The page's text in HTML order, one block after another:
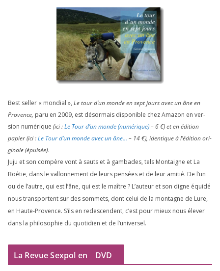
Best sel­ler « mon­dial », Le tour d’un monde en sept jours avec un âne en
Provence, paru en 2009, est désor­mais dis­po­nible chez Amazon en ver­
sion numé­rique (ici :Le Tour d’un monde (numé­rique)–6€) et en édi­tion
papier (ici :Le Tour d’un monde avec un âne… – 14€), iden­tique à l’é­di­tion ori­
gi­nale (épui­sée).
Juju et son com­père vont à sauts et à gam­bades, tels Montaigne et La
Boétie, dans le val­lon­ne­ment de leurs pen­sées et de leur ami­tié. De l’un
ou de l’autre, qui est l’âne, qui est le maître ? L’auteur et son digne équi­dé
nous trans­portent sur des som­mets, dont celui de la mon­tagne de Lure,
en Haute-Provence. S’ils en redes­cendent, c’est pour mieux nous éle­ver
dans la phi­lo­so­phie du quo­ti­dien et de l’universel.
La Revue Sexpol en DVD